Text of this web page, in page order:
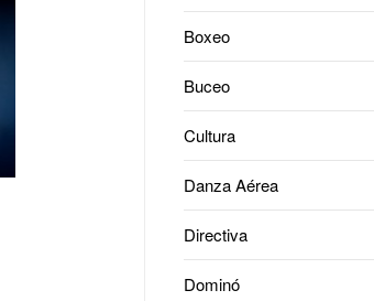
Boxeo
Buceo
Cultura
Danza Aérea
Directiva
Dominó